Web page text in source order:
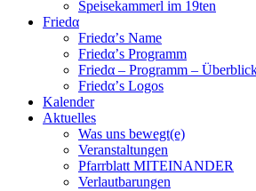
Speisekammerl im 19ten
Friedα
Friedα’s Name
Friedα’s Programm
Friedα – Programm –
Friedα’s Logos
Kalender
Aktuelles
Was uns bewegt(e)
Veranstaltungen
Pfarrblatt MITEINANDER
Verlautbarungen